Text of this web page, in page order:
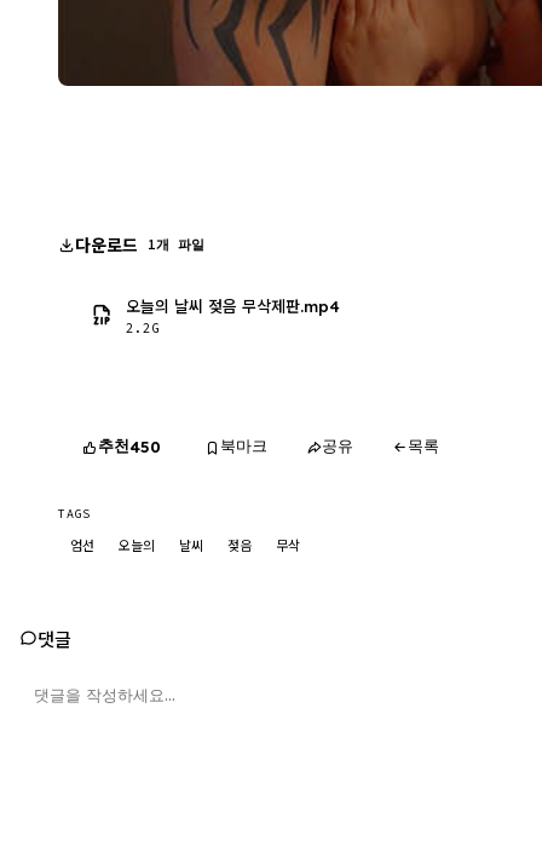
다운로드 1개 파일
오늘의 날씨 젖음 무삭제판.mp4
2.2G
추천450 북마크 공유 목록
TAGS
엄선 오늘의 날씨 젖음 무삭
댓글